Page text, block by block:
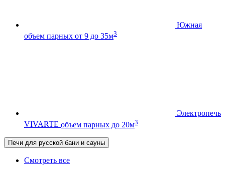
Южная
объем парных от 9 до 35м3
Электропечь
VIVARTE объем парных до 20м3
Печи для русской бани и сауны
Смотреть все